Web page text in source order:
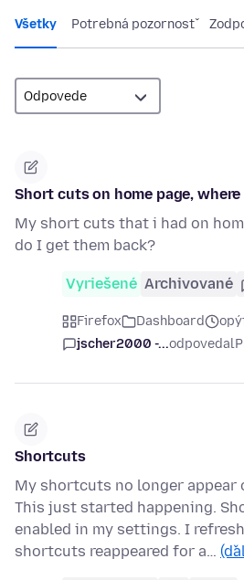
Všetky Potrebná pozornosť
Short cuts on home page,
My short cuts that i had on
do I get them back?
Vyriešené Archivované
Firefox Dashboard
jscher2000 -...odpovedal
Shortcuts
My shortcuts no longer appear
This just started happening.
enabled in my settings. I
shortcuts reappeared for a…